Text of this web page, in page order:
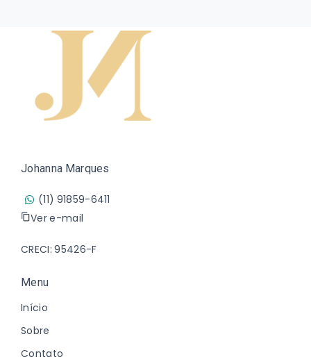
Johanna Marques
(11) 91859-6411
Ver e-mail
CRECI: 95426-F
Menu
Início
Sobre
Contato